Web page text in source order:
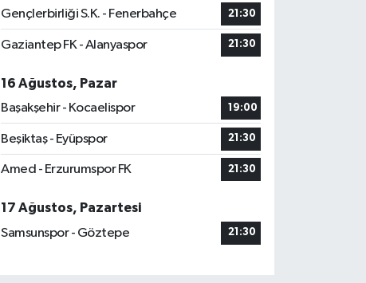
Gençlerbirliği S.K. - Fenerbahçe 21:30
Gaziantep FK - Alanyaspor 21:30
16 Ağustos, Pazar
Başakşehir - Kocaelispor
19:00
Beşiktaş - Eyüpspor 21:30
Amed - Erzurumspor FK 21:30
17 Ağustos, Pazartesi
Samsunspor - Göztepe
21:30